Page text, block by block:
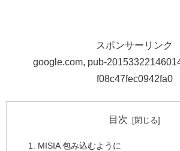
スポンサーリンク
google.com, pub-
f08c47fec0942fa0
目次
MISIA 包み込むように